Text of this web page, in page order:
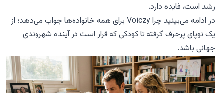
رشد است، فایده دارد.
در ادامه می‌بینید چرا Voiczy برای همه خانواده‌ها جواب می‌دهد؛ از
یک نوپای پرحرف گرفته تا کودکی که قرار است در آینده شهروندی
جهانی باشد.